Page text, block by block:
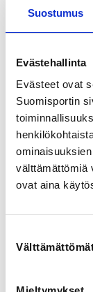
Suostumus
Evästehallinta
Evästeet ovat
Suomisportin
välttämättömiä
ovat aina
valinta
Petri Räbinä
0505965014
Sokkopingis SM
Sokkopingiksen
osakilpailu
Pelipaikka:
40720 Jyväskylä.
Turnaus alkaa
Sarjat: A
pelitason
yhdessä